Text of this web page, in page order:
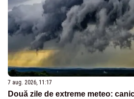
7 aug. 2026, 11:17
Două zile de extreme meteo: